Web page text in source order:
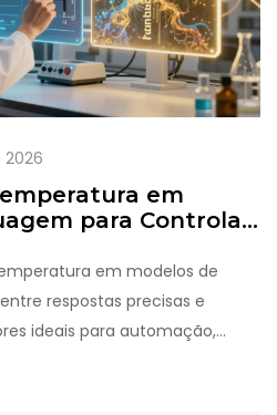
2026
em
para Controlar
em modelos de
respostas precisas e
ideais para automação,